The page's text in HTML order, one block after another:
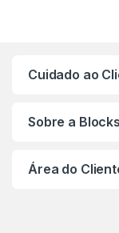
Cuidado ao
Sobre a Blocks
Área do